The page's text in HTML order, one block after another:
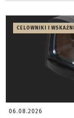
CELOWNIKI I
06.08.2026